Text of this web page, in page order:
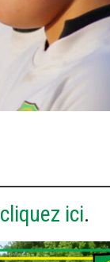
cliquez ici.